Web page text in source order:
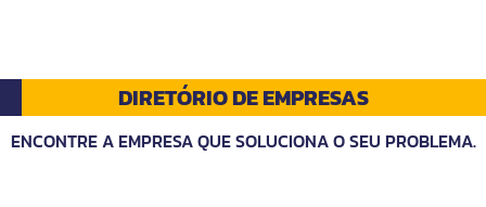
DIRETÓRIO DE EMPRESAS
ENCONTRE A EMPRESA QUE SOLUCIONA O SEU PROBLEMA.